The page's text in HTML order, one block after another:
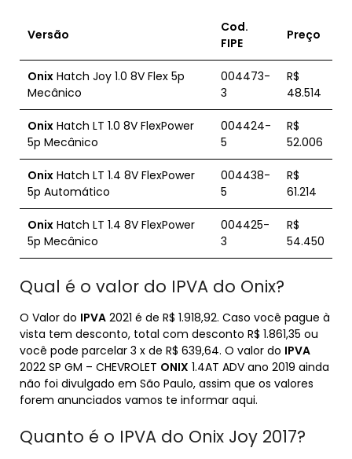
Versão
Cod.
FIPE
Preço
Onix Hatch Joy 1.0 8V Flex 5p
Mecânico
004473-
3
R$
48.514
Onix Hatch LT 1.0 8V FlexPower
5p Mecânico
004424-
5
R$
52.006
Onix Hatch LT 1.4 8V FlexPower
5p Automático
004438-
5
R$
61.214
Onix Hatch LT 1.4 8V FlexPower
5p Mecânico
004425-
3
R$
54.450
Qual é o valor do IPVA do Onix?
O Valor do IPVA 2021 é de R$ 1.918,92. Caso você pague à
vista tem desconto, total com desconto R$ 1.861,35 ou
você pode parcelar 3 x de R$ 639,64. O valor do IPVA
2022 SP GM – CHEVROLET ONIX 1.4AT ADV ano 2019 ainda
não foi divulgado em São Paulo, assim que os valores
forem anunciados vamos te informar aqui.
Quanto é o IPVA do Onix Joy 2017?